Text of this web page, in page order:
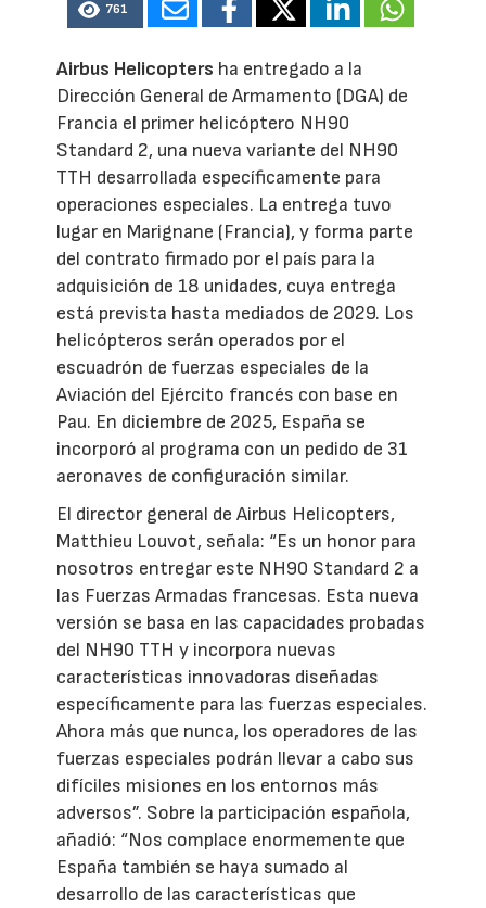
761
Airbus Helicopters ha entregado a la
Dirección General de Armamento (DGA) de
Francia el primer helicóptero NH90
Standard 2, una nueva variante del NH90
TTH desarrollada específicamente para
operaciones especiales. La entrega tuvo
lugar en Marignane (Francia), y forma parte
del contrato firmado por el país para la
adquisición de 18 unidades, cuya entrega
está prevista hasta mediados de 2029. Los
helicópteros serán operados por el
escuadrón de fuerzas especiales de la
Aviación del Ejército francés con base en
Pau. En diciembre de 2025, España se
incorporó al programa con un pedido de 31
aeronaves de configuración similar.
El director general de Airbus Helicopters,
Matthieu Louvot, señala: “Es un honor para
nosotros entregar este NH90 Standard 2 a
las Fuerzas Armadas francesas. Esta nueva
versión se basa en las capacidades probadas
del NH90 TTH y incorpora nuevas
características innovadoras diseñadas
específicamente para las fuerzas especiales.
Ahora más que nunca, los operadores de las
fuerzas especiales podrán llevar a cabo sus
difíciles misiones en los entornos más
adversos”. Sobre la participación española,
añadió: “Nos complace enormemente que
España también se haya sumado al
desarrollo de las características que